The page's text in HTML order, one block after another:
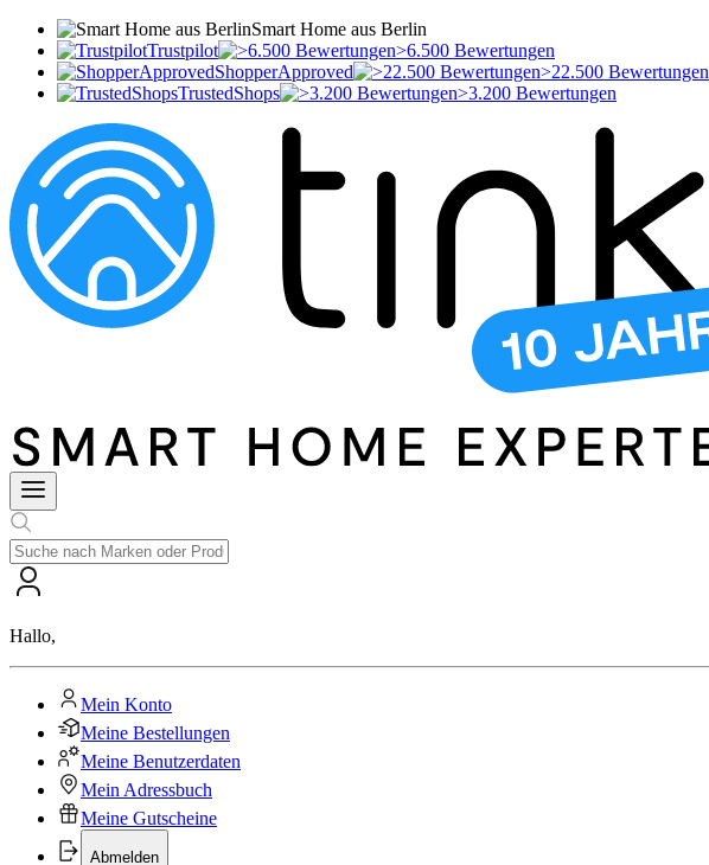
Smart Home aus Berlin
Trustpilot
>6.500 Bewertungen
ShopperApproved
>22.500 Bewertungen
TrustedShops
>3.200 Bewertungen
Hallo,
Mein Konto
Meine Bestellungen
Meine Benutzerdaten
Mein Adressbuch
Meine Gutscheine
Abmelden